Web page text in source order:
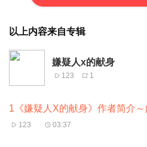
以上内容来自专辑
嫌疑人x的献身
123 1
1《嫌疑人X的献身》作者简介
123 03:37